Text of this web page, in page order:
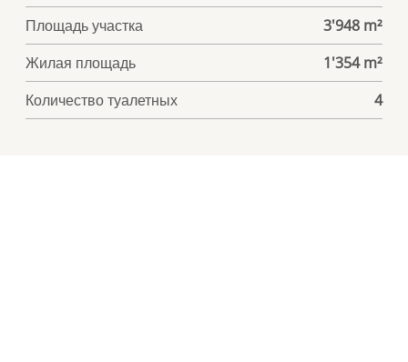
Площадь участка
3'948 m²
Жилая площадь
1'354 m²
Количество туалетных
4